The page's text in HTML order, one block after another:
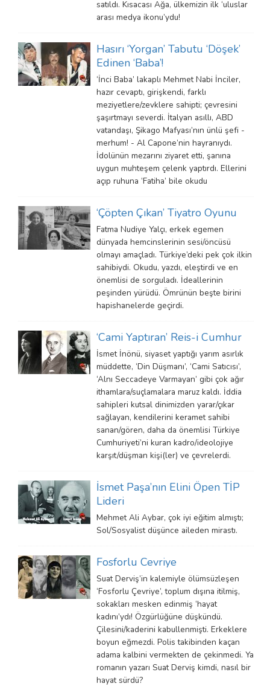
satıldı. Kısacası Ağa, ülkemizin ilk ‘uluslar
arası medya ikonu’ydu!
Hasırı ‘Yorgan’ Tabutu ‘Döşek’
Edinen ‘Baba’!
‘İnci Baba’ lakaplı Mehmet Nabi İnciler,
hazır cevaptı, girişkendi, farklı
meziyetlere/zevklere sahipti; çevresini
şaşırtmayı severdi. İtalyan asıllı, ABD
vatandaşı, Şikago Mafyası’nın ünlü şefi -
merhum! - Al Capone’nin hayranıydı.
İdolünün mezarını ziyaret etti, şanına
uygun muhteşem çelenk yaptırdı. Ellerini
açıp ruhuna ‘Fatiha’ bile okudu
‘Çöpten Çıkan’ Tiyatro Oyunu
Fatma Nudiye Yalçı, erkek egemen
dünyada hemcinslerinin sesi/öncüsü
olmayı amaçladı. Türkiye’deki pek çok ilkin
sahibiydi. Okudu, yazdı, eleştirdi ve en
önemlisi de sorguladı. İdeallerinin
peşinden yürüdü. Ömrünün beşte birini
hapishanelerde geçirdi.
‘Cami Yaptıran’ Reis-i Cumhur
İsmet İnönü, siyaset yaptığı yarım asırlık
müddette, ‘Din Düşmanı’, ‘Cami Satıcısı’,
‘Alnı Seccadeye Varmayan’ gibi çok ağır
ithamlara/suçlamalara maruz kaldı. İddia
sahipleri kutsal dinimizden yarar/çıkar
sağlayan, kendilerini keramet sahibi
sanan/gören, daha da önemlisi Türkiye
Cumhuriyeti’ni kuran kadro/ideolojiye
karşıt/düşman kişi(ler) ve çevrelerdi.
İsmet Paşa’nın Elini Öpen TİP
Lideri
Mehmet Ali Aybar, çok iyi eğitim almıştı;
Sol/Sosyalist düşünce aileden mirastı.
Fosforlu Cevriye
Suat Derviş’in kalemiyle ölümsüzleşen
‘Fosforlu Çevriye’, toplum dışına itilmiş,
sokakları mesken edinmiş ‘hayat
kadını’ydı! Özgürlüğüne düşkündü.
Çilesini/kaderini kabullenmişti. Erkeklere
boyun eğmezdi. Polis takibinden kaçan
adama kalbini vermekten de çekinmedi. Ya
romanın yazarı Suat Derviş kimdi, nasıl bir
hayat sürdü?